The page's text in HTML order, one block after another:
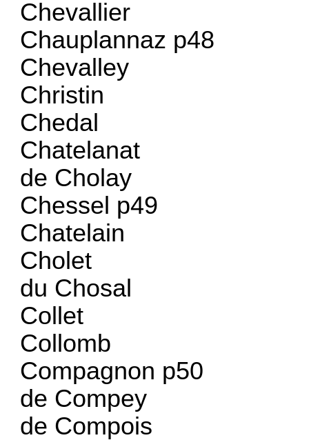
Chevallier
Chauplannaz p48
Chevalley
Christin
Chedal
Chatelanat
de Cholay
Chessel p49
Chatelain
Cholet
du Chosal
Collet
Collomb
Compagnon p50
de Compey
de Compois